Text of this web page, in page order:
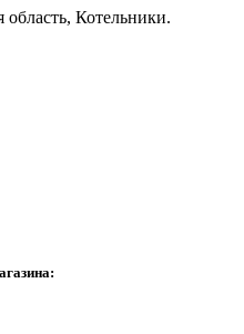
область, Котельники.